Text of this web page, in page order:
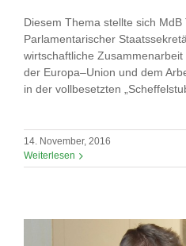
Diesem Thema stellte sich MdB
Parlamentarischer
wirtschaftliche
der Europa–Union und dem
in der vollbesetzten
14. November, 2016
Weiterlesen